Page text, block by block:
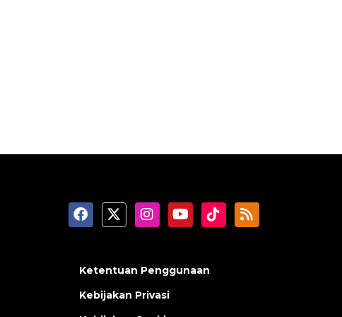
Ketentuan Penggunaan
Kebijakan Privasi